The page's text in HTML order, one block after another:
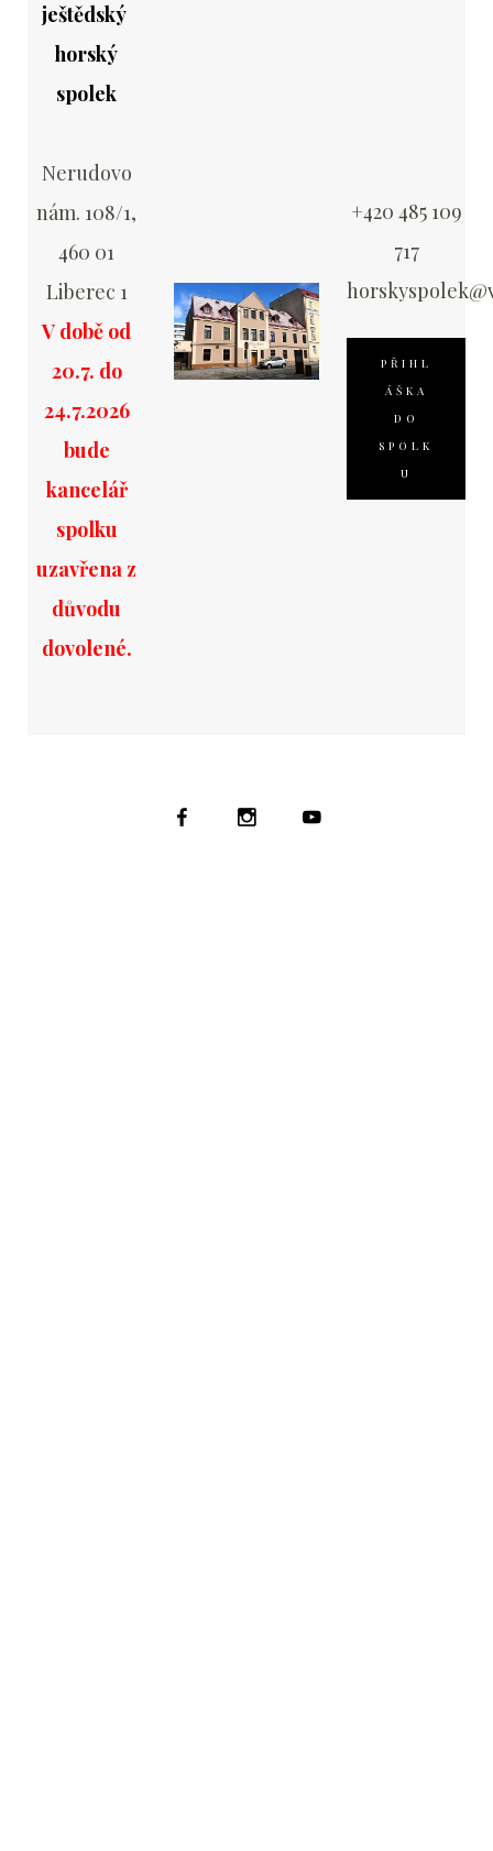
ještědský
horský
spolek
Nerudovo
nám. 108/1,
460 01
Liberec 1
V době od
20.7. do
24.7.2026
bude
kancelář
spolku
uzavřena z
důvodu
dovolené.
+420 485 109
717
PŘIHL
ÁŠKA
DO
SPOLK
U